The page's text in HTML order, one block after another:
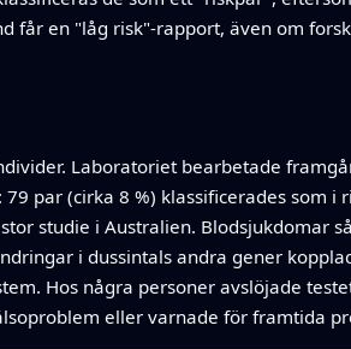
får en "låg risk"-rapport, även om
Laboratoriet bearbetade
par (cirka 8 %) klassificerades som i
studie i Australien. Blodsjukdomar
i dussintals andra gener
Hos några personer avslöjade
eller varnade för framtida